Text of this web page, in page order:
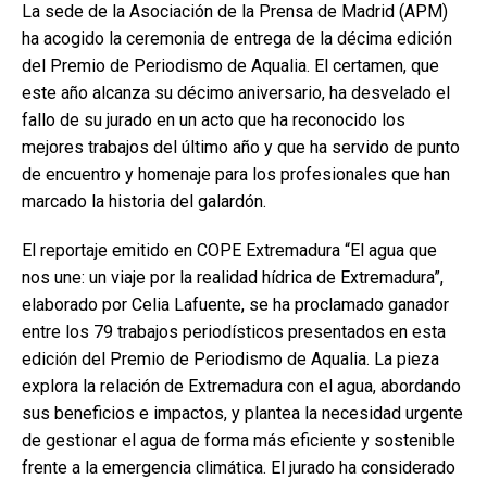
La sede de la Asociación de la Prensa de Madrid (APM)
ha acogido la ceremonia de entrega de la décima edición
del Premio de Periodismo de Aqualia. El certamen, que
este año alcanza su décimo aniversario, ha desvelado el
fallo de su jurado en un acto que ha reconocido los
mejores trabajos del último año y que ha servido de punto
de encuentro y homenaje para los profesionales que han
marcado la historia del galardón.
El reportaje emitido en COPE Extremadura “El agua que
nos une: un viaje por la realidad hídrica de Extremadura”,
elaborado por Celia Lafuente, se ha proclamado ganador
entre los 79 trabajos periodísticos presentados en esta
edición del Premio de Periodismo de Aqualia. La pieza
explora la relación de Extremadura con el agua, abordando
sus beneficios e impactos, y plantea la necesidad urgente
de gestionar el agua de forma más eficiente y sostenible
frente a la emergencia climática. El jurado ha considerado